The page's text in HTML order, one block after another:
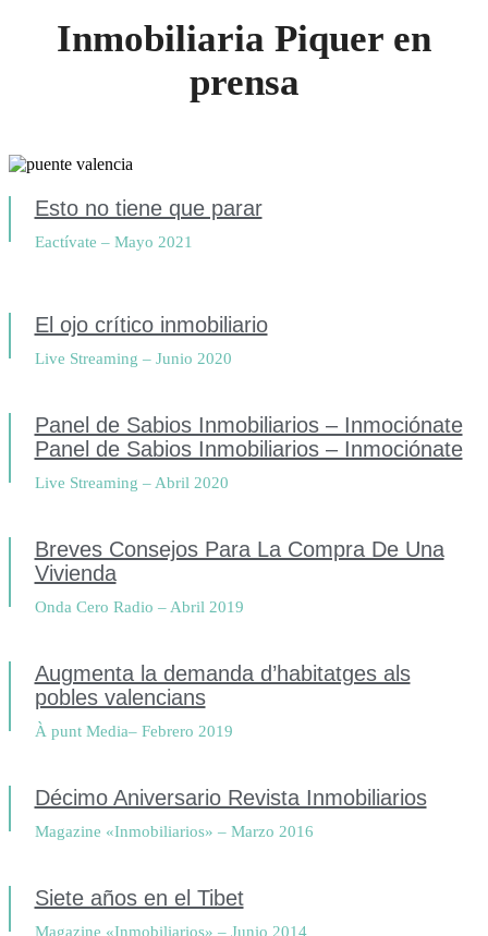
Inmobiliaria Piquer en
prensa
Esto no tiene que parar
Eactívate – Mayo 2021
El ojo crítico inmobiliario
Live Streaming – Junio 2020
Panel de Sabios Inmobiliarios – Inmociónate
Panel de Sabios Inmobiliarios – Inmociónate
Live Streaming – Abril 2020
Breves Consejos Para La Compra De Una
Vivienda
Onda Cero Radio – Abril 2019
Augmenta la demanda d’habitatges als
pobles valencians
À punt Media– Febrero 2019
Décimo Aniversario Revista Inmobiliarios
Magazine «Inmobiliarios» – Marzo 2016
Siete años en el Tibet
Magazine «Inmobiliarios» – Junio 2014